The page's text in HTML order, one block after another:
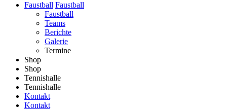
Faustball Faustball
Faustball
Teams
Berichte
Galerie
Termine
Shop
Shop
Tennishalle
Tennishalle
Kontakt
Kontakt